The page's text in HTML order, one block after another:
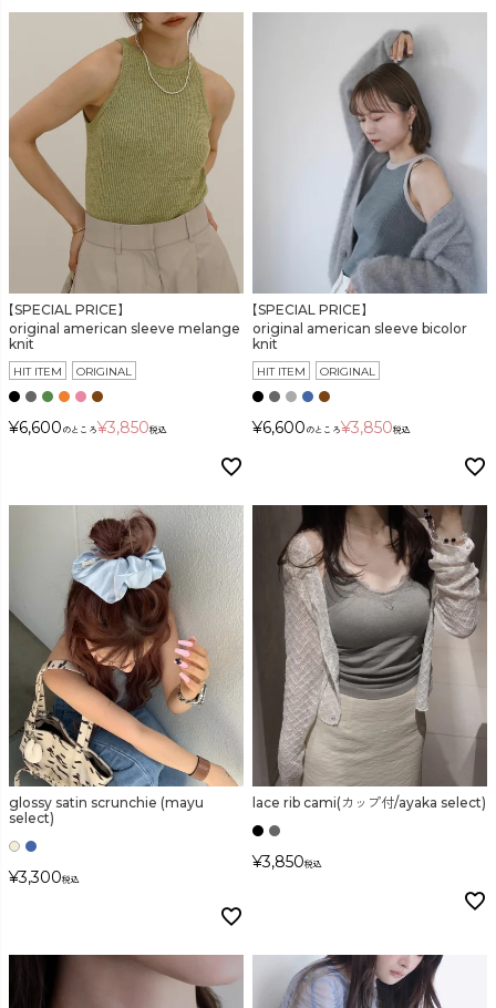
【SPECIAL PRICE】
original american sleeve melange
knit
HIT ITEM ORIGINAL
¥6,600 のところ¥3,850税込
【SPECIAL PRICE】
original american sleeve bicolor
knit
HIT ITEM ORIGINAL
¥6,600 のところ¥3,850税込
glossy satin scrunchie (mayu
select)
¥3,300税込
lace rib cami(カップ付/ayaka select)
¥3,850税込